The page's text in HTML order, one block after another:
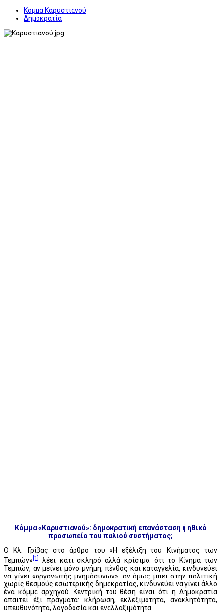
Κομμα Καρυστιανού
Δημοκρατία
Κόμμα «Καρυστιανού»: δημοκρατική επανάσταση ή ηθικό
προσωπείο του παλιού συστήματος;
Ο Κλ. Γρίβας στο άρθρο του «Η εξέλιξη του Κινήματος των
Τεμπών» [1]
λέει κάτι σκληρό αλλά κρίσιμο: ότι το Κίνημα των
Τεμπών, αν μείνει μόνο μνήμη, πένθος και καταγγελία, κινδυνεύει
να γίνει «οργανωτής μνημόσυνων»· αν όμως μπει στην πολιτική
χωρίς θεσμούς εσωτερικής δημοκρατίας, κινδυνεύει να γίνει άλλο
ένα κόμμα αρχηγού. Κεντρική του θέση είναι ότι η Δημοκρατία
απαιτεί έξι πράγματα: κλήρωση, εκλεξιμότητα, ανακλητότητα,
υπευθυνότητα, λογοδοσία και εναλλαξιμότητα.